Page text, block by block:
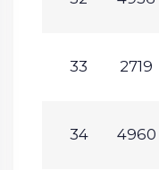
33 2719
34 4960